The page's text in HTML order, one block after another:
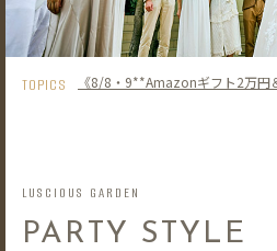
TOPICS 《8/8・9**Amazonギフト2万円
LUSCIOUS GARDEN
PARTY STYLE